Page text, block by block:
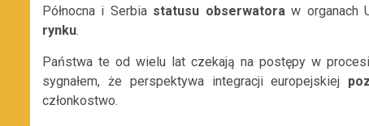
Północna i Serbia statusu obserwatora w organach
rynku.
Państwa te od wielu lat czekają na postępy w
sygnałem, że perspektywa integracji europejskiej
członkostwo.